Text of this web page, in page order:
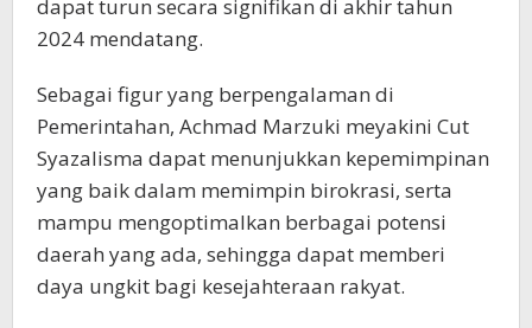
dapat turun secara signifikan di akhir tahun
2024 mendatang.
Sebagai figur yang berpengalaman di
Pemerintahan, Achmad Marzuki meyakini Cut
Syazalisma dapat menunjukkan kepemimpinan
yang baik dalam memimpin birokrasi, serta
mampu mengoptimalkan berbagai potensi
daerah yang ada, sehingga dapat memberi
daya ungkit bagi kesejahteraan rakyat.